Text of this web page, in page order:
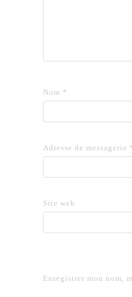
Nom *
Adresse de messagerie
Site web
Enregistrer mon nom,